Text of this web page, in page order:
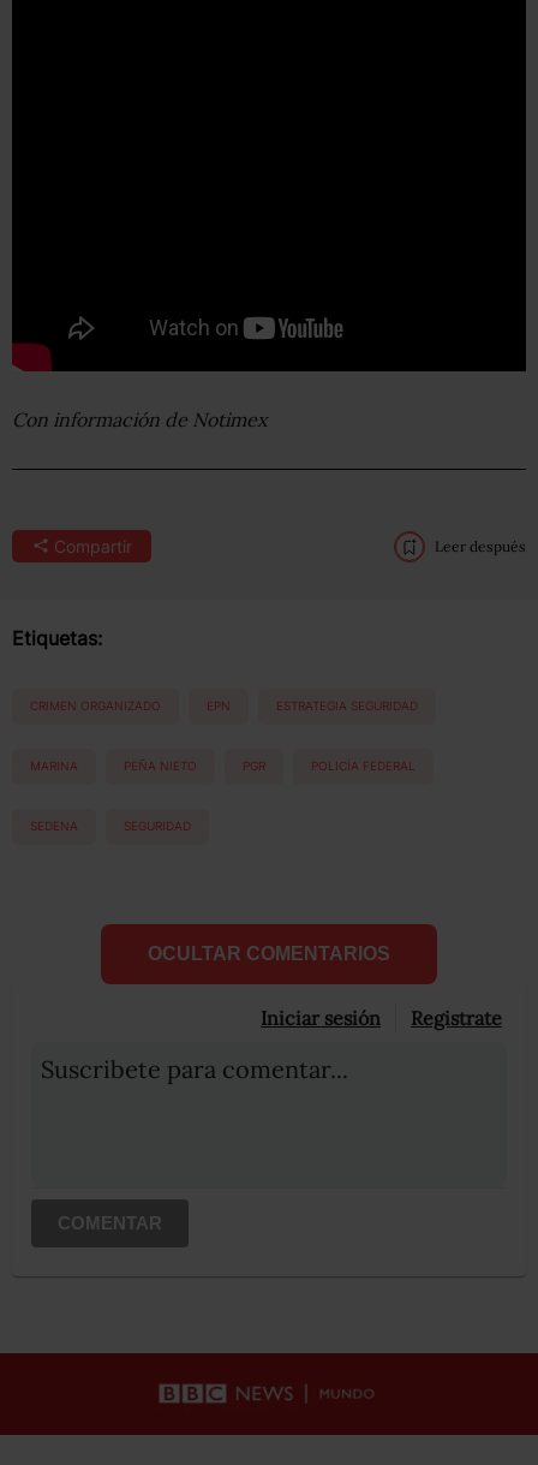
Con información de Notimex
Compartir Leer después
Etiquetas:
CRIMEN ORGANIZADO EPN ESTRATEGIA SEGURIDAD
MARINA PEÑA NIETO PGR POLICÍA FEDERAL
SEDENA SEGURIDAD
OCULTAR COMENTARIOS
Iniciar sesión Registrate
Suscribete para comentar...
COMENTAR